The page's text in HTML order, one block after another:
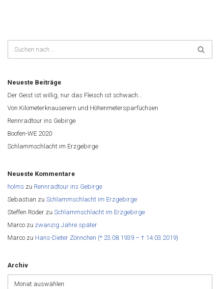
Neueste Beiträge
Der Geist ist willig, nur das Fleisch ist schwach…
Von Kilometerknauserern und Höhenmetersparfüchsen
Rennradtour ins Gebirge
Boofen-WE 2020
Schlammschlacht im Erzgebirge
Neueste Kommentare
holms zu Rennradtour ins Gebirge
Sebastian zu Schlammschlacht im Erzgebirge
Steffen Röder zu Schlammschlacht im Erzgebirge
Marco zu zwanzig Jahre später
Marco zu Hans-Dieter Zönnchen (* 23.08.1939 – † 14.03.2019)
Archiv